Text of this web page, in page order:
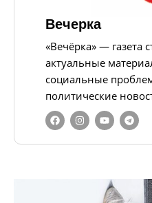
Вечерка
«Вечёрка» — газета
актуальные
социальные
политические